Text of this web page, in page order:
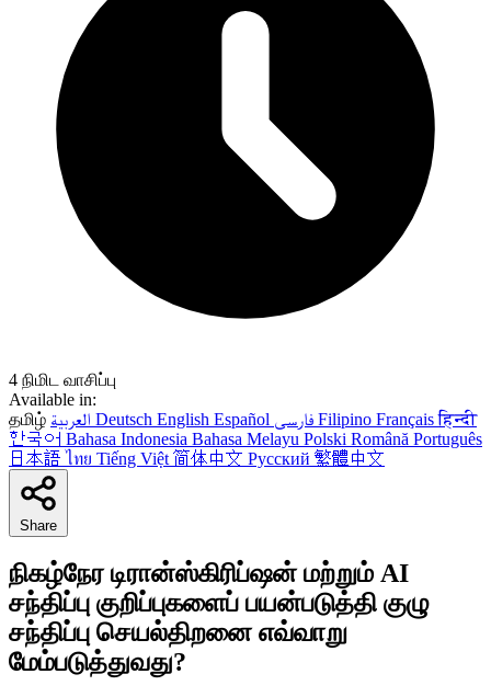
4 நிமிட வாசிப்பு
Available in:
தமிழ்
Deutsch English Español Filipino Françaisहिन्दी
한국어 Bahasa Indonesia Bahasa Melayu Polski Română Português
日本語 ไทย Tiếng Việt 简体中文 Русский 繁體中文
Share
நிகழ்நேர டிரான்ஸ்கிரிப்ஷன் மற்றும் AI
சந்திப்பு குறிப்புகளைப் பயன்படுத்தி குழு
சந்திப்பு செயல்திறனை எவ்வாறு
மேம்படுத்துவது?